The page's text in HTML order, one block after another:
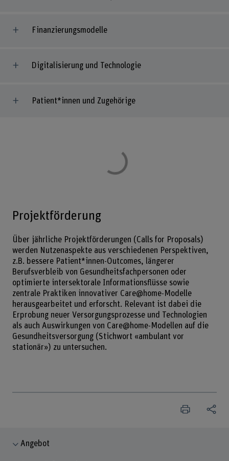
Finanzierungsmodelle
Digitalisierung und Technologie
Patient*innen und Zugehörige
Projektförderung
Über jährliche Projektförderungen (Calls for Proposals)
werden Nutzenaspekte aus verschiedenen Perspektiven,
z.B. bessere Patient*innen-Outcomes, längerer
Berufsverbleib von Gesundheitsfachpersonen oder
optimierte intersektorale Informationsflüsse sowie
zentrale Praktiken innovativer Care@home-Modelle
herausgearbeitet und erforscht. Relevant ist dabei die
Erprobung neuer Versorgungsprozesse und Technologien
als auch Auswirkungen von Care@home-Modellen auf die
Gesundheitsversorgung (Stichwort «ambulant vor
stationär») zu untersuchen.
Angebot